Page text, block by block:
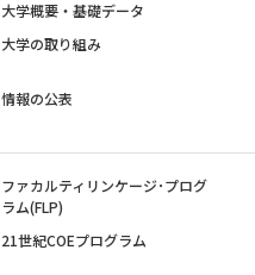
大学概要・基礎データ
大学の取り組み
情報の公表
ファカルティリンケージ･プログ
ラム(FLP)
21世紀COEプログラム